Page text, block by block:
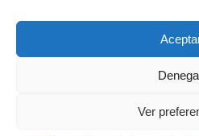
Ver
sus opiniones políticas y por
comentarios anti-feministas,
trabajos en cine y televisión,